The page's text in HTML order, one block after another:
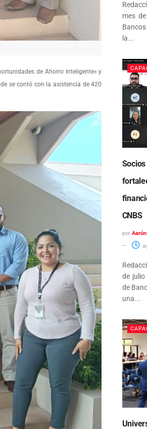
de Ahorro Inteligente» y
se contó con la asistencia de 420
mes
la...
Socios
CNBS
por
de julio
de
una...